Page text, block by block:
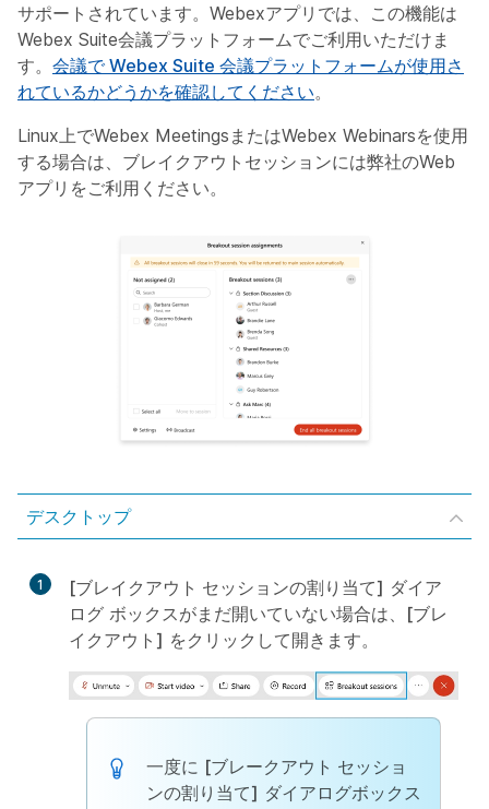
サポートされています。Webexアプリでは、この機能は
Webex Suite会議プラットフォームでご利用いただけま
す。 会議で Webex Suite 会議プラットフォームが使用さ
れているかどうかを確認してください。
Linux上でWebex MeetingsまたはWebex Webinarsを使用
する場合は、ブレイクアウトセッションには弊社のWeb
アプリをご利用ください。
デスクトップ
1 [ブレイクアウト セッションの割り当て] ダイア
ログ ボックスがまだ開いていない場合は、 [ブレ
イクアウト] をクリックして開きます。
一度に [ブレークアウト セッショ
ンの割り当て] ダイアログボックス